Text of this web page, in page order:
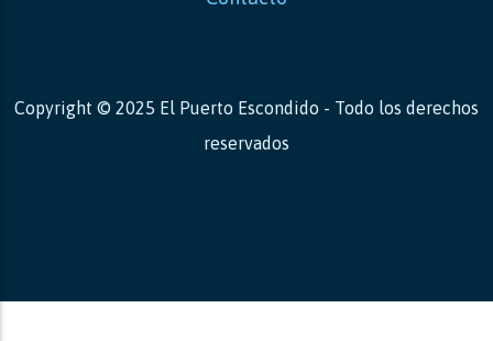
Copyright © 2025 El Puerto Escondido - Todo los derechos
reservados